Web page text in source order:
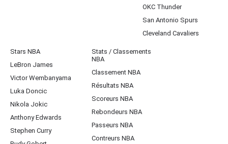
OKC Thunder
San Antonio Spurs
Cleveland Cavaliers
Stars NBA
LeBron James
Victor Wembanyama
Luka Doncic
Nikola Jokic
Anthony Edwards
Stephen Curry
Stats / Classements
NBA
Classement NBA
Résultats NBA
Scoreurs NBA
Rebondeurs NBA
Passeurs NBA
Contreurs NBA